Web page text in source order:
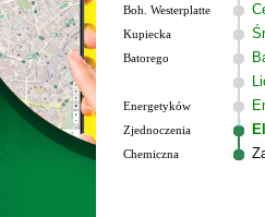
Boh. Westerplatte
Kupiecka
Batorego
Energetyków
Zjednoczenia
Chemiczna